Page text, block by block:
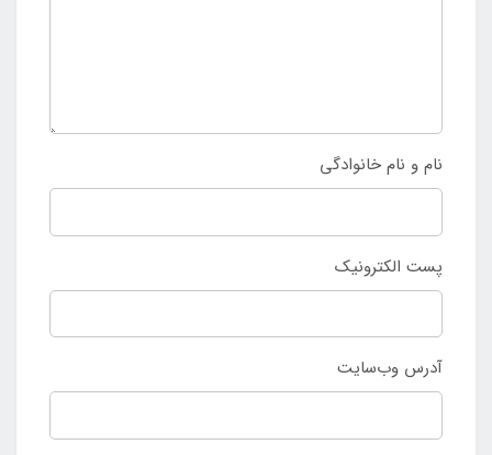
نام و نام خانوادگی
پست الکترونیک
آدرس وب‌سایت